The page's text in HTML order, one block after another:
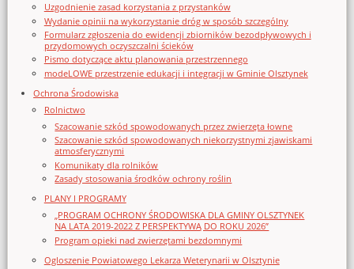
Uzgodnienie zasad korzystania z przystanków
Wydanie opinii na wykorzystanie dróg w sposób szczególny
Formularz zgłoszenia do ewidencji zbiorników bezodpływowych i
przydomowych oczyszczalni ścieków
Pismo dotyczące aktu planowania przestrzennego
modeLOWE przestrzenie edukacji i integracji w Gminie Olsztynek
Ochrona Środowiska
Rolnictwo
Szacowanie szkód spowodowanych przez zwierzęta łowne
Szacowanie szkód spowodowanych niekorzystnymi zjawiskami
atmosferycznymi
Komunikaty dla rolników
Zasady stosowania środków ochrony roślin
PLANY I PROGRAMY
„PROGRAM OCHRONY ŚRODOWISKA DLA GMINY OLSZTYNEK
NA LATA 2019-2022 Z PERSPEKTYWĄ DO ROKU 2026”
Program opieki nad zwierzętami bezdomnymi
Ogloszenie Powiatowego Lekarza Weterynarii w Olsztynie